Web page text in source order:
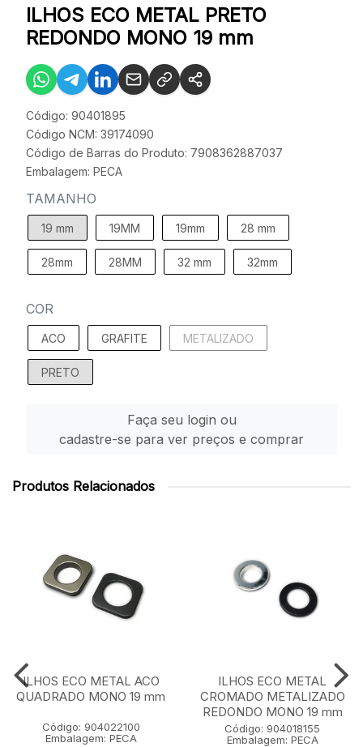
ILHOS ECO METAL PRETO
REDONDO MONO 19 mm
Código: 90401895
Código NCM: 39174090
Código de Barras do Produto: 7908362887037
Embalagem: PECA
TAMANHO
19 mm 19MM 19mm 28 mm
28mm 28MM 32 mm 32mm
COR
ACO GRAFITE METALIZADO
PRETO
Faça seu login ou
cadastre-se para ver preços e comprar
Produtos Relacionados
ILHOS ECO METAL ACO
QUADRADO MONO 19 mm
Código: 904022100
Embalagem: PECA
ILHOS ECO METAL
CROMADO METALIZADO
REDONDO MONO 19 mm
Código: 904018155
Embalagem: PECA